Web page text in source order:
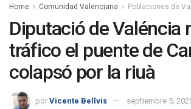
Home Comunidad Valenciana Poblaciones de
Diputació de Valéncia
tráfico el puente de
colapsó por la riuà
por Vicente Bellvis septiembre 5,